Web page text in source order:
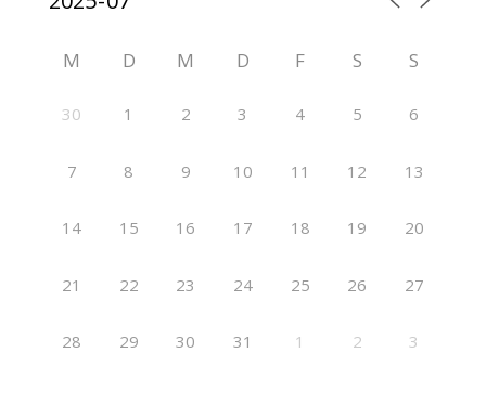
M D M D F S S
30 1 2 3 4 5 6
7 8 9 10 11 12 13
14 15 16 17 18 19 20
21 22 23 24 25 26 27
28 29 30 31 1 2 3